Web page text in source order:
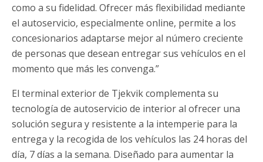
como a su fidelidad. Ofrecer más flexibilidad mediante
el autoservicio, especialmente online, permite a los
concesionarios adaptarse mejor al número creciente
de personas que desean entregar sus vehículos en el
momento que más les convenga.”
El terminal exterior de Tjekvik complementa su
tecnología de autoservicio de interior al ofrecer una
solución segura y resistente a la intemperie para la
entrega y la recogida de los vehículos las 24 horas del
día, 7 días a la semana. Diseñado para aumentar la